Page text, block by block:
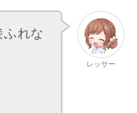
レッサー
れな